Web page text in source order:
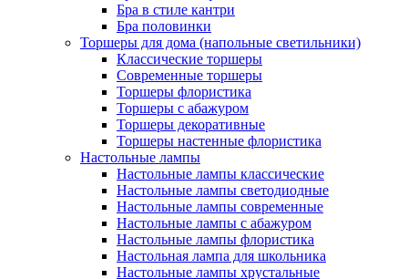
Бра в стиле кантри
Бра половинки
Торшеры для дома (напольные светильники)
Классические торшеры
Современные торшеры
Торшеры флористика
Торшеры с абажуром
Торшеры декоративные
Торшеры настенные флористика
Настольные лампы
Настольные лампы классические
Настольные лампы светодиодные
Настольные лампы современные
Настольные лампы с абажуром
Настольные лампы флористика
Настольная лампа для школьника
Настольные лампы хрустальные